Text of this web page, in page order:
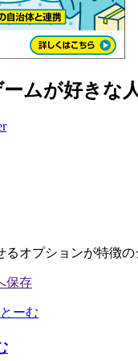
ムが好きな
るオプションが特徴の